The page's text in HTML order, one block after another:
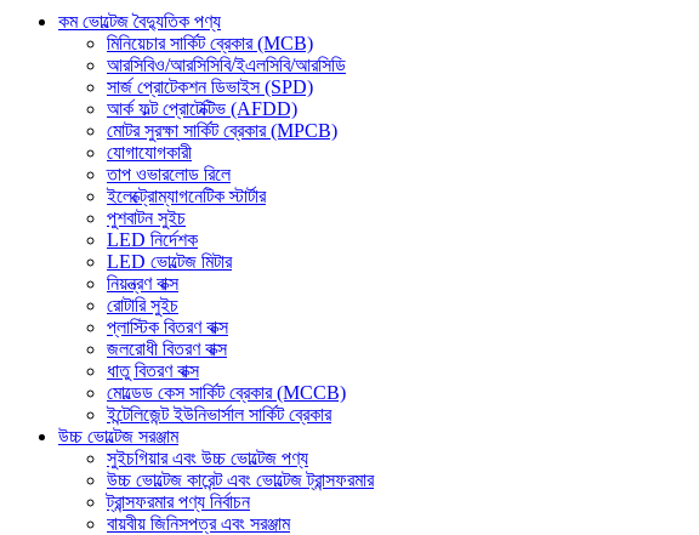
কম ভোল্টেজ বৈদ্যুতিক পণ্য
মিনিয়েচার সার্কিট ব্রেকার (MCB)
আরসিবিও/আরসিসিবি/ইএলসিবি/আরসিডি
সার্জ প্রোটেকশন ডিভাইস (SPD)
আর্ক ফল্ট প্রোটেক্টিভ (AFDD)
মোটর সুরক্ষা সার্কিট ব্রেকার (MPCB)
যোগাযোগকারী
তাপ ওভারলোড রিলে
ইলেক্ট্রোম্যাগনেটিক স্টার্টার
পুশবাটন সুইচ
LED নির্দেশক
LED ভোল্টেজ মিটার
নিয়ন্ত্রণ বাক্স
রোটারি সুইচ
প্লাস্টিক বিতরণ বাক্স
জলরোধী বিতরণ বাক্স
ধাতু বিতরণ বাক্স
মোল্ডেড কেস সার্কিট ব্রেকার (MCCB)
ইন্টেলিজেন্ট ইউনিভার্সাল সার্কিট ব্রেকার
উচ্চ ভোল্টেজ সরঞ্জাম
সুইচগিয়ার এবং উচ্চ ভোল্টেজ পণ্য
উচ্চ ভোল্টেজ কারেন্ট এবং ভোল্টেজ ট্রান্সফরমার
ট্রান্সফরমার পণ্য নির্বাচন
বায়বীয় জিনিসপত্র এবং সরঞ্জাম